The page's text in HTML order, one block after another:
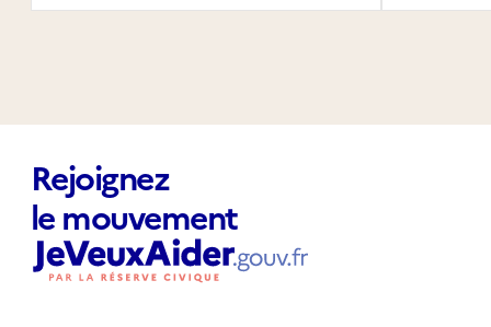
Rejoignez
le mouvement